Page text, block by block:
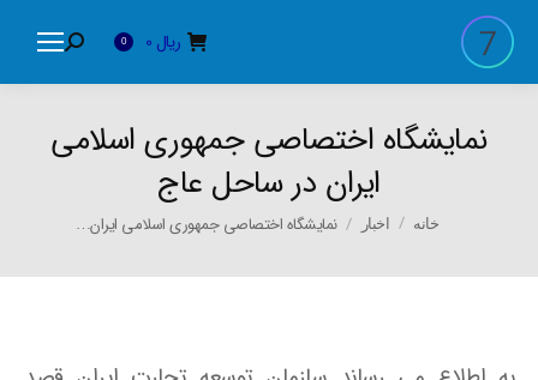
ریال 0
Search:
نمایشگاه اختصاصی جمهوری اسلامی
ایران در ساحل عاج
You are here:
خانه اخبار نمایشگاه اختصاصی جمهوری اسلامی ایران…